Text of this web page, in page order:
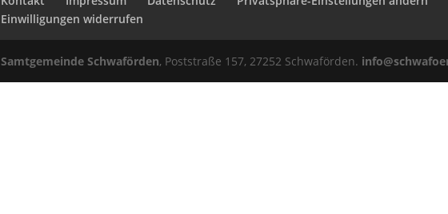
Einwilligungen widerrufen
Samtgemeinde Schwaförden, Poststraße 157, 27252 Schwaförden.